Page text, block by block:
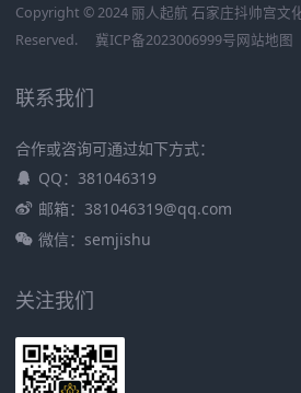
Copyright © 2024 丽人起航 石家庄抖帅宫文
Reserved.
冀ICP备2023006999号网站地图
联系我们
合作或咨询可通过如下方式：
QQ：381046319
邮箱：381046319@qq.com
微信：semjishu
关注我们